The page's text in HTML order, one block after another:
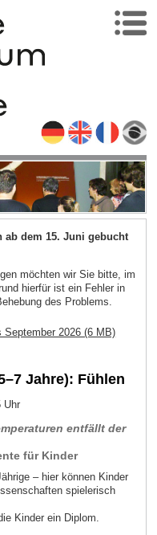
ab dem 15. Juni gebucht
möchten wir Sie bitte, im
hierfür ist ein Fehler in
des Problems.
September 2026 (6 MB)
Jahre): Fühlen
Uhr
entfällt der
für Kinder
– hier können Kinder
spielerisch
Kinder ein Diplom.